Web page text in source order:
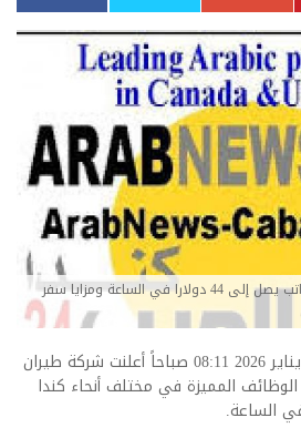
طيران كندا تعلن عن وظائف براتب يصل إلى 44 دولارا في الساعة ومزايا سفر
كتبت: كندا نيوز:الجمعة 16 يناير 2026 08:11 صباحاً أعلنت شركة طيران
المميزة في مختلف أنحاء كندا